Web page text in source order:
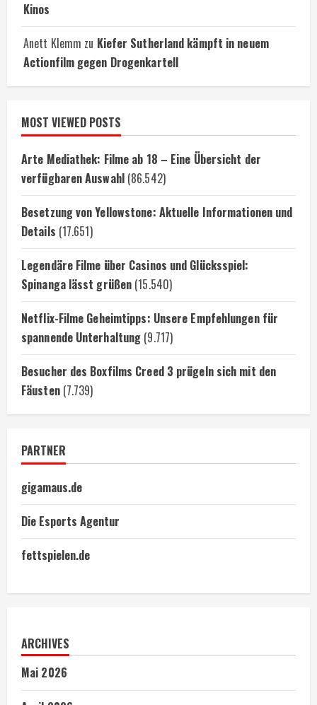
Kinos
Anett Klemm zu Kiefer Sutherland kämpft in neuem
Actionfilm gegen Drogenkartell
MOST VIEWED POSTS
Arte Mediathek: Filme ab 18 – Eine Übersicht der
verfügbaren Auswahl (86.542)
Besetzung von Yellowstone: Aktuelle Informationen und
Details (17.651)
Legendäre Filme über Casinos und Glücksspiel:
Spinanga lässt grüßen (15.540)
Netflix-Filme Geheimtipps: Unsere Empfehlungen für
spannende Unterhaltung (9.717)
Besucher des Boxfilms Creed 3 prügeln sich mit den
Fäusten (7.739)
PARTNER
gigamaus.de
Die Esports Agentur
fettspielen.de
ARCHIVES
Mai 2026